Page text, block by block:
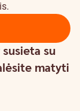
su
matyti